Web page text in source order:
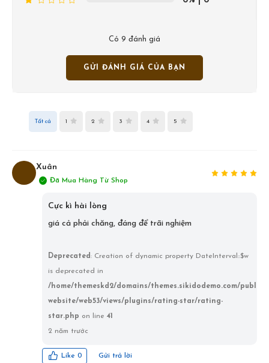
Có 9 đánh giá
GỬI ĐÁNH GIÁ CỦA BẠN
Tất cả 1 2 3 4 5
Xuân
Đã Mua Hàng Từ Shop
Cực kì hài lòng
giá cả phải chăng, đáng để trãi nghiệm
Deprecated: Creation of dynamic property DateInterval::$w
is deprecated in
/home/themeskd2/domains/themes.sikidodemo.com/
website/web53/views/plugins/rating-star/rating-
star.php on line 41
2 năm trước
Like 0 Gửi trả lời